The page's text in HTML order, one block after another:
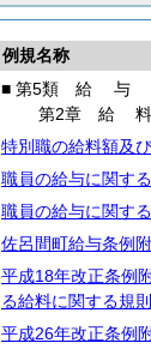
例規名称
■ 第5類 給 与
第2章 給料
特別職の給料額及
職員の給与に関す
職員の給与に関す
佐呂間町給与条例
平成18年改正条例
る給料に関する規則
平成26年改正条例